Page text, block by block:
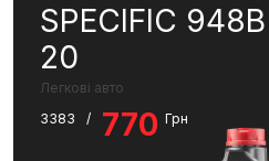
SPECIFIC
20
Легкові авто
3383
/ 770 Грн